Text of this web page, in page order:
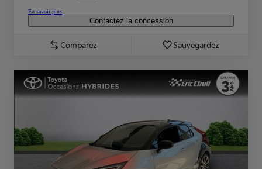
En savoir plus
Contactez la concession
Comparez Sauvegardez